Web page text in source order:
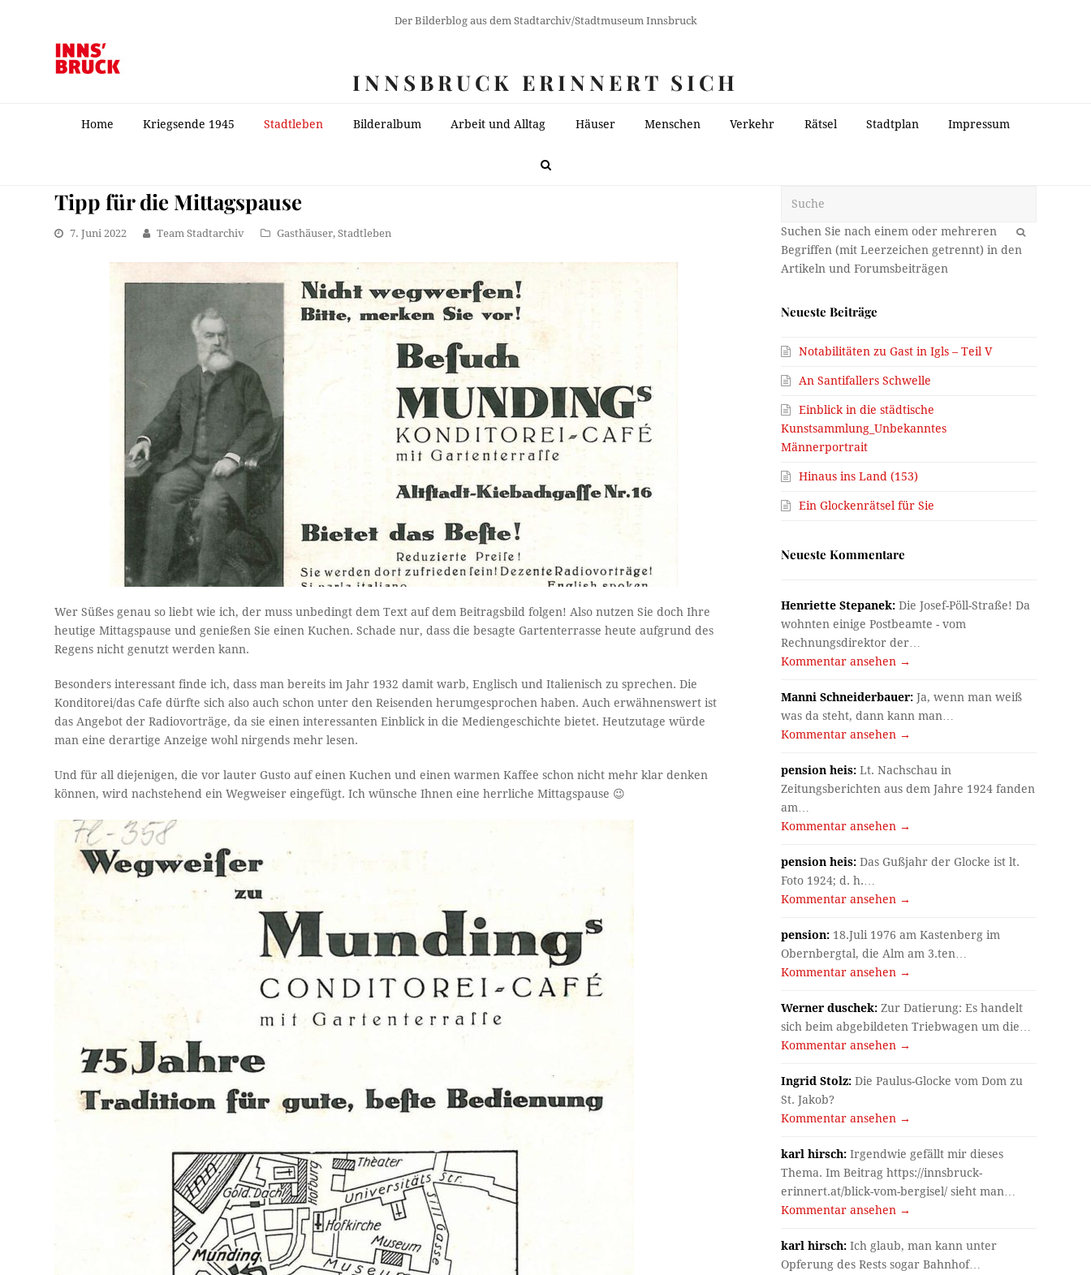
Der Bilderblog aus dem Stadtarchiv/Stadtmuseum Innsbruck
INNSBRUCK ERINNERT SICH
Home Kriegsende 1945 Stadtleben Bilderalbum Arbeit und Alltag Häuser Menschen Verkehr Rätsel Stadtplan Impressum
Tipp für die Mittagspause
7. Juni 2022 Team Stadtarchiv Gasthäuser,Stadtleben
Wer Süßes genau so liebt wie ich, der muss unbedingt dem Text auf dem Beitragsbild folgen! Also nutzen Sie doch Ihre
heutige Mittagspause und genießen Sie einen Kuchen. Schade nur, dass die besagte Gartenterrasse heute aufgrund des
Regens nicht genutzt werden kann.
Besonders interessant finde ich, dass man bereits im Jahr 1932 damit warb, Englisch und Italienisch zu sprechen. Die
Konditorei/das Cafe dürfte sich also auch schon unter den Reisenden herumgesprochen haben. Auch erwähnenswert ist
das Angebot der Radiovorträge, da sie einen interessanten Einblick in die Mediengeschichte bietet. Heutzutage würde
man eine derartige Anzeige wohl nirgends mehr lesen.
Und für all diejenigen, die vor lauter Gusto auf einen Kuchen und einen warmen Kaffee schon nicht mehr klar denken
können, wird nachstehend ein Wegweiser eingefügt. Ich wünsche Ihnen eine herrliche Mittagspause 😉
OK
Neueste Beiträge
Notabilitäten zu Gast in Igls – Teil V
An Santifallers Schwelle
Einblick in die städtische
Kunstsammlung_Unbekanntes
Männerportrait
Hinaus ins Land (153)
Ein Glockenrätsel für Sie
Neueste Kommentare
Henriette Stepanek: Die Josef-Pöll-Straße! Da
wohnten einige Postbeamte - vom
Rechnungsdirektor der…
Kommentar ansehen →
Manni Schneiderbauer: Ja, wenn man weiß
was da steht, dann kann man…
Kommentar ansehen →
pension heis: Lt. Nachschau in
Zeitungsberichten aus dem Jahre 1924 fanden
am…
Kommentar ansehen →
pension heis: Das Gußjahr der Glocke ist lt.
Foto 1924; d. h.…
Kommentar ansehen →
pension: 18.Juli 1976 am Kastenberg im
Obernbergtal, die Alm am 3.ten…
Kommentar ansehen →
Werner duschek: Zur Datierung: Es handelt
sich beim abgebildeten Triebwagen um die…
Kommentar ansehen →
Ingrid Stolz: Die Paulus-Glocke vom Dom zu
St. Jakob?
Kommentar ansehen →
karl hirsch: Irgendwie gefällt mir dieses
Thema. Im Beitrag https://innsbruck-
erinnert.at/blick-vom-bergisel/ sieht man…
Kommentar ansehen →
karl hirsch: Ich glaub, man kann unter
Opferung des Rests sogar Bahnhof…